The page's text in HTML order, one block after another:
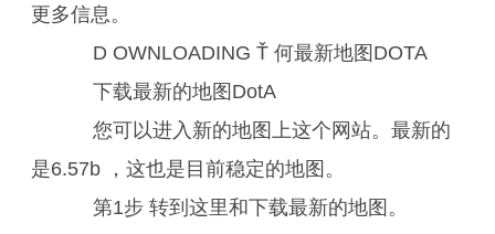
更多信息。
D OWNLOADING Ť 何最新地图DOTA
下载最新的地图DotA
您可以进入新的地图上这个网站。最新的
是6.57b ，这也是目前稳定的地图。
第1步 转到这里和下载最新的地图。